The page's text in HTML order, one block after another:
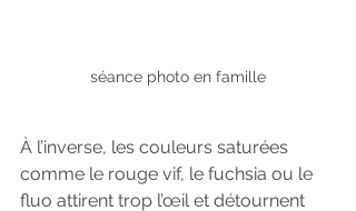
séance photo en famille
À l’inverse, les couleurs saturées
comme le rouge vif, le fuchsia ou le
fluo attirent trop l’œil et détournent